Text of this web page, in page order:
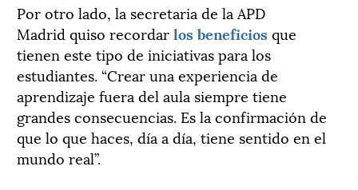
Por otro lado, la secretaria de la APD
Madrid quiso recordarlos beneficiosque
tienen este tipo de iniciativas para los
estudiantes. “Crear una experiencia de
aprendizaje fuera del aula siempre tiene
grandes consecuencias. Es la confirmación de
que lo que haces, día a día, tiene sentido en el
mundo real”.